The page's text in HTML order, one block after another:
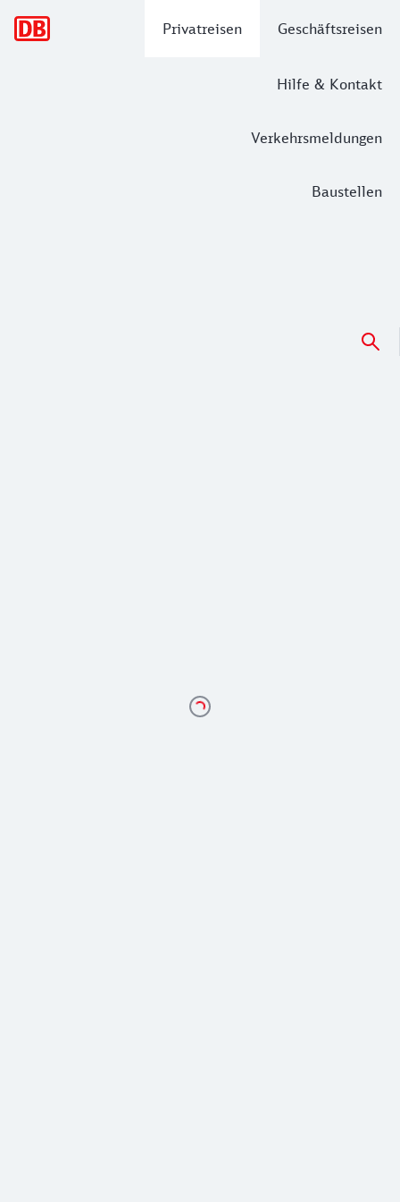
Privatreisen Geschäftsreisen
Hilfe & Kontakt
Verkehrsmeldungen
Baustellen